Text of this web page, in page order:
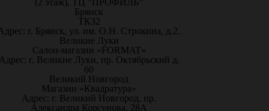
(2 этаж), ТЦ "ПРОФИЛЬ"
Брянск
ТК32
г. Брянск, ул. им. О.Н. Строкина, д.2.
Великие Луки
Салон-магазин «FORMAT»
г. Великие Луки, пр. Октябрьский д.
60
Великий Новгород
Магазин «Квадратура»
Адрес: г. Великий Новгород, пр.
Александра Корсунова, 28А